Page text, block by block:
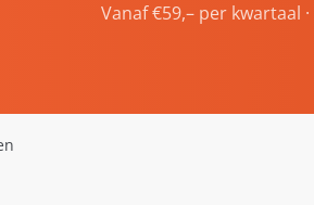
Vanaf €59,– per kwartaal